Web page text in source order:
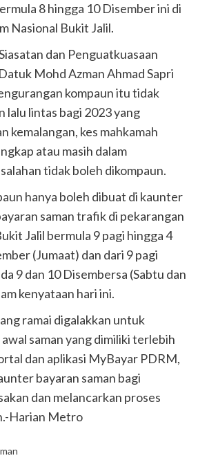
8 hingga 10 Disember ini di
Nasional Bukit Jalil.
dan Penguatkuasaan
Mohd Azman Ahmad Sapri
kompaun itu tidak
lalu lintas bagi 2023 yang
kemalangan, kes mahkamah
atau masih dalam
tidak boleh dikompaun.
hanya boleh dibuat di kaunter
saman trafik di pekarangan
Jalil bermula 9 pagi hingga 4
(Jumaat) dan dari 9 pagi
9 dan 10 Disembersa (Sabtu dan
kenyataan hari ini.
ramai digalakkan untuk
saman yang dimiliki terlebih
dan aplikasi MyBayar PDRM,
bayaran saman bagi
dan melancarkan proses
Harian Metro